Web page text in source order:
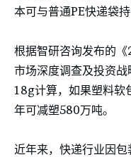
本可与普通PE快递袋持
根据智研咨询发布的
市场深度调查及投资
18g计算，如果塑料软
年可减塑580万吨。
近年来，快递行业因